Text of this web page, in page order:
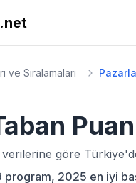
ve Sıralamaları
göre
2025 en iyi